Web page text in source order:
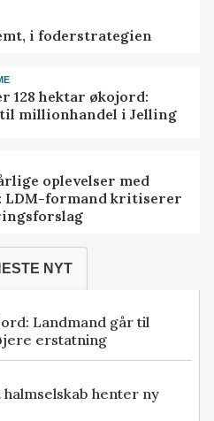
i foderstrategien
128 hektar økojord:
millionhandel i Jelling
oplevelser med
LDM-formand kritiserer
NYT
Landmand går til
erstatning
henter ny